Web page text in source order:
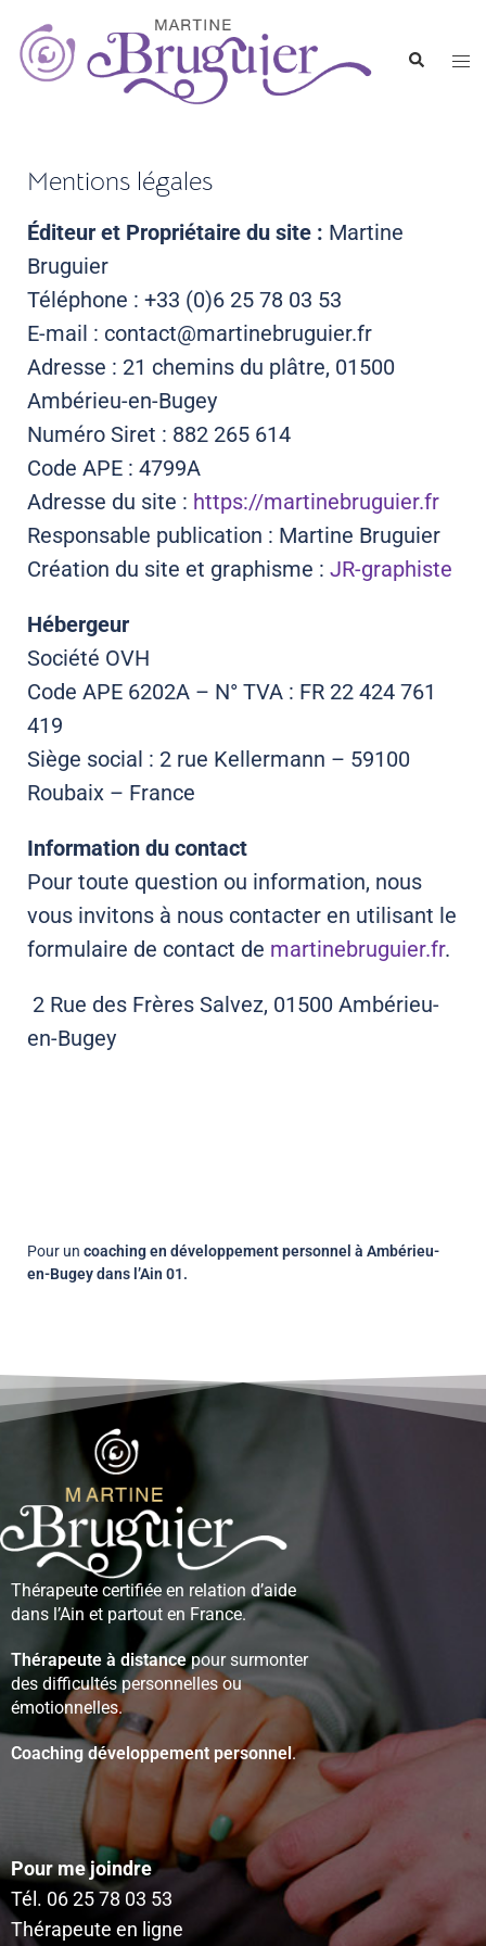
Mentions légales
Éditeur et Propriétaire du site : Martine
Bruguier
Téléphone : +33 (0)6 25 78 03 53
E-mail : contact@martinebruguier.fr
Adresse : 21 chemins du plâtre, 01500
Ambérieu-en-Bugey
Numéro Siret : 882 265 614
Code APE : 4799A
Adresse du site : https://martinebruguier.fr
Responsable publication : Martine Bruguier
Création du site et graphisme : JR-graphiste
Hébergeur
Société OVH
Code APE 6202A – N° TVA : FR 22 424 761
419
Siège social : 2 rue Kellermann – 59100
Roubaix – France
Information du contact
Pour toute question ou information, nous
vous invitons à nous contacter en utilisant le
formulaire de contact de martinebruguier.fr.
2 Rue des Frères Salvez, 01500 Ambérieu-
en-Bugey
Pour un coaching en développement personnel à Ambérieu-
en-Bugey dans l’Ain 01.
Thérapeute certifiée en relation d’aide
dans l’Ain et partout en France.
Thérapeute à distancepour surmonter
des difficultés personnelles ou
émotionnelles.
Coaching développement personnel.
Pour me joindre
Tél. 06 25 78 03 53
Thérapeute en ligne